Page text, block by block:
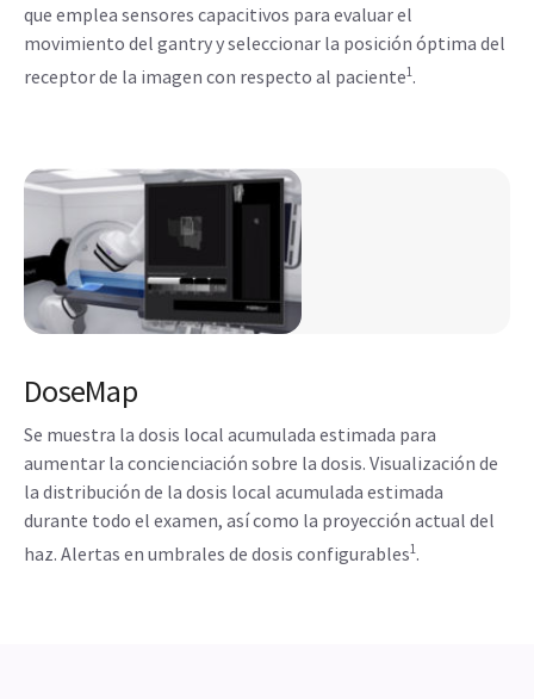
que emplea sensores capacitivos para evaluar el
movimiento del gantry y seleccionar la posición óptima del
receptor de la imagen con respecto al paciente1.
DoseMap
Se muestra la dosis local acumulada estimada para
aumentar la concienciación sobre la dosis. Visualización de
la distribución de la dosis local acumulada estimada
durante todo el examen, así como la proyección actual del
haz. Alertas en umbrales de dosis configurables1 .